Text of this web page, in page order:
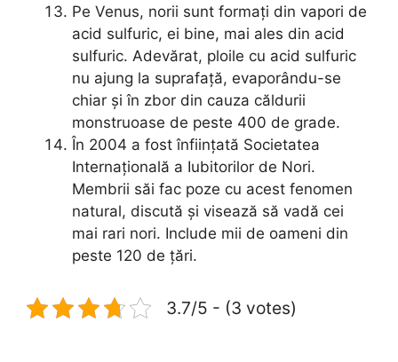
Pe Venus, norii sunt formați din vapori de
acid sulfuric, ei bine, mai ales din acid
sulfuric. Adevărat, ploile cu acid sulfuric
nu ajung la suprafață, evaporându-se
chiar și în zbor din cauza căldurii
monstruoase de peste 400 de grade.
În 2004 a fost înființată Societatea
Internațională a Iubitorilor de Nori.
Membrii săi fac poze cu acest fenomen
natural, discută și visează să vadă cei
mai rari nori. Include mii de oameni din
peste 120 de țări.
3.7/5 - (3 votes)